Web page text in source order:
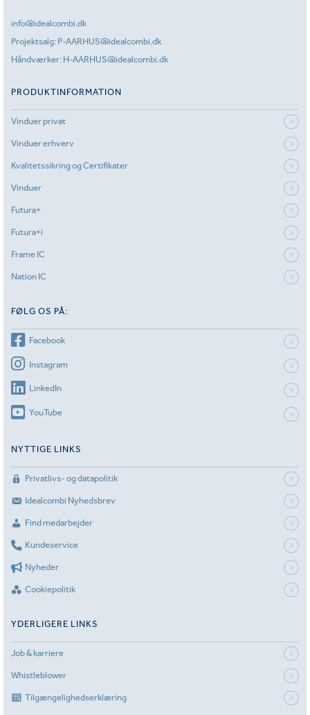
info@idealcombi.dk
Projektsalg: P-AARHUS@idealcombi.dk
Håndværker: H-AARHUS@idealcombi.dk
PRODUKTINFORMATION
Vinduer privat
Vinduer erhverv
Kvalitetssikring og Certifikater
Vinduer
Futura+
Futura+i
Frame IC
Nation IC
FØLG OS PÅ:
Facebook
Instagram
LinkedIn
YouTube
NYTTIGE LINKS
Privatlivs- og datapolitik
Idealcombi Nyhedsbrev
Find medarbejder
Kundeservice
Nyheder
Cookiepolitik
YDERLIGERE LINKS
Job & karriere
Whistleblower
Tilgængelighedserklæring